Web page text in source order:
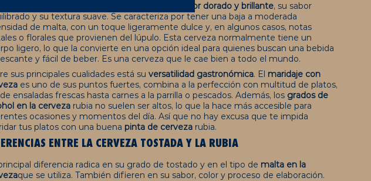
color dorado y brillante, su sabor
y su textura suave. Se caracteriza por tener una baja a moderada
de malta, con un toque ligeramente dulce y, en algunos casos, notas
o florales que provienen del lúpulo. Esta cerveza normalmente tiene un
ligero, lo que la convierte en una opción ideal para quienes buscan una bebida
y fácil de beber. Es una cerveza que le cae bien a todo el mundo.
sus principales cualidades está su versatilidad gastronómica. El maridaje con
es uno de sus puntos fuertes, combina a la perfección con multitud de platos,
ensaladas frescas hasta carnes a la parrilla o pescados. Además, los grados de
en la cerveza rubia no suelen ser altos, lo que la hace más accesible para
ocasiones y momentos del día. Así que no hay excusa que te impida
tus platos con una buena pinta de cerveza rubia.
ENTRE LA CERVEZA TOSTADA Y LA RUBIA
diferencia radica en su grado de tostado y en el tipo de malta en la
que se utiliza. También difieren en su sabor, color y proceso de elaboración.